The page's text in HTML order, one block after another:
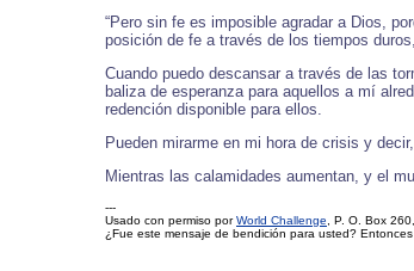
“Pero sin fe es imposible agradar a Dios,
posición de fe a través de los tiempos
Cuando puedo descansar a través de las
baliza de esperanza para aquellos a mí
redención disponible para ellos.
Pueden mirarme en mi hora de crisis y
Mientras las calamidades aumentan, y el
---
Usado con permiso porWorld Challenge, P. O. Box
¿Fue este mensaje de bendición para usted?